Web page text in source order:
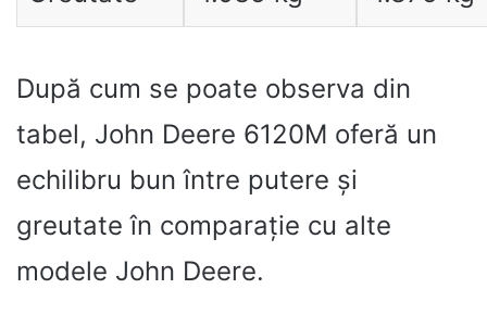
După cum se poate observa din
tabel, John Deere 6120M oferă un
echilibru bun între putere și
greutate în comparație cu alte
modele John Deere.